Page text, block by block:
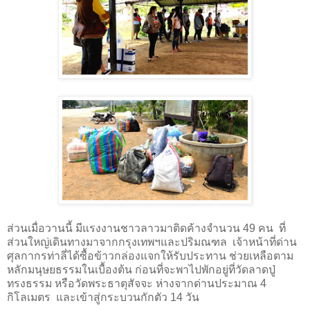
ส่วนเมื่อวานนี้ มีแรงงานชาวลาวมาติดค้างจำนวน 49 คน ที่
ส่วนใหญ่เดินทางมาจากกรุงเทพฯและปริมณฑล เจ้าหน้าที่ด่าน
ศุลกากรท่าลี่ได้ซื้อข้าวกล่องแจกให้รับประทาน ช่วยเหลือตาม
หลักมนุษยธรรมในเบื้องต้น ก่อนที่จะพาไปพักอยู่ที่วัดลาดปู่
ทรงธรรม หรือวัดพระธาตุสัจจะ ห่างจากด่านประมาณ 4
กิโลเมตร และเข้าสู่กระบวนกักตัว 14 วัน